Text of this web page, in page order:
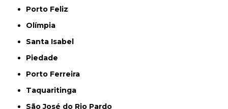
Porto Feliz
Olímpia
Santa Isabel
Piedade
Porto Ferreira
Taquaritinga
São José do Rio Pardo